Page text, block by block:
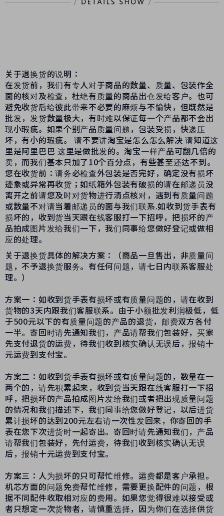
关于退换货的说明：
在发货前，我们有专人对于商品的数量、质量、包装作全
面的核对及检查，杜绝有质量的商品出仓发给客户。也可
避免收货后给彼此带来不必要的麻烦与不愉快，但既然是
批发，发货数量极大，有时难以保证每一个产品都不会出
现小瑕疵。如果个别产品质量问题，包装受损，快递压
坏，有小的瑕疵。 请不要讲淘宝是怎么怎么解决 请知道这
里是阿里巴巴 这里是做批发的。淘宝一样产品可翻几倍的
卖，而我们基本只加了10个百分点，有些甚至还达不到。
您在收货前：请务必检查外包装是否完好，确定没有损坏
迹象或异常再收货；如纸箱外包装有破损的请在邮递员没
离开之前请您及时对货物进行清点核对，遇到有质量问题
或数量不对请当着邮递员的面与我们联系.如收到货手表有
损坏的，收到货当天跟在线客服打一下招呼，把损坏的产
品拍成图片发给我们一下，我们同事给您做好登记或做相
应的处理。
关于退换货具体的解决方案：（商品一旦售出，非质量问
题，不予退换货服务。有任何问题，请七日内联系客服处
理。）
方案一：如收到货手表有损坏或有质量问题的，请在收到
货物的3天内跟我们客服联系。由于小额批发利润极低，低
于500元以下的有质量问题的产品的退货，邮费双方各付
一半。寄回时请先通知我们，产品请帮我们包装好，买家
先支付退货的运费，待我们收到核实确认无误后，报销十
元运费到支付宝。
方案二：如收到货手表有损坏或有质量问题的，数量在一
两个的，请先积累起来，收到货当天跟在线客服打一下招
呼，把损坏的产品拍成图片发给我们或者把出现质量问题
的情况和我们描述下，我们同事给您做好登记，以后进货
累计损坏的达到200元左右请一次性发回来，你寄回的手
表在您下次进货时一起寄出。寄回时请先通知我们，产品
请帮我们包装好，先付运费，待我们收到核实确认无误
后，报销十元运费到支付宝。
方案三：人为损坏的只可帮忙维修。运费都是客户承担。
机芯方面的问题免费帮忙维修，需要更换配件的问题，根
据不同配件收取相对应的费用。如果您觉得很难以接受或
者只想定一次货物者，请慎重选择，因为你们在选择供货